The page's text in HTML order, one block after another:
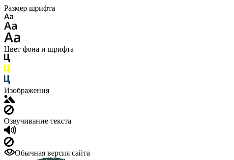
Размер шрифта
Цвет фона и шрифта
Изображения
Озвучивание текста
Обычная версия сайта